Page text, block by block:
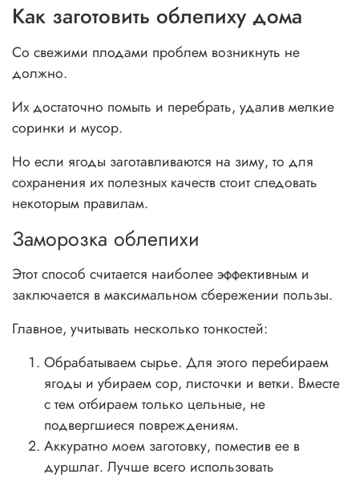
Как заготовить облепиху дома
Со свежими плодами проблем возникнуть не
должно.
Их достаточно помыть и перебрать, удалив мелкие
соринки и мусор.
Но если ягоды заготавливаются на зиму, то для
сохранения их полезных качеств стоит следовать
некоторым правилам.
Заморозка облепихи
Этот способ считается наиболее эффективным и
заключается в максимальном сбережении пользы.
Главное, учитывать несколько тонкостей:
Обрабатываем сырье. Для этого перебираем
ягоды и убираем сор, листочки и ветки. Вместе
с тем отбираем только цельные, не
подвергшиеся повреждениям.
Аккуратно моем заготовку, поместив ее в
дуршлаг. Лучше всего использовать